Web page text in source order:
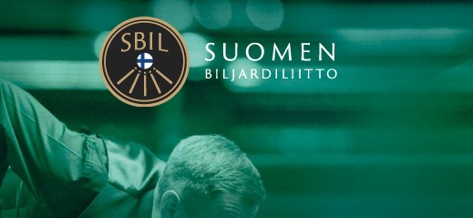
Suomen Biljardiliitto ry